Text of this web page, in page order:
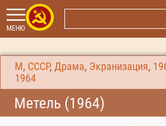
МЕНЮ
М , СССР, Драма, Экранизация,
1964
Метель (1964)